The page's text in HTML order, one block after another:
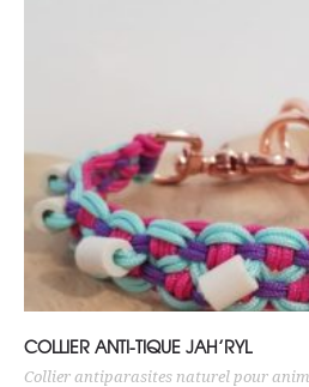
Choix des options
COLLIER ANTI-TIQUE JAH’RYL
Collier antiparasites naturel pour